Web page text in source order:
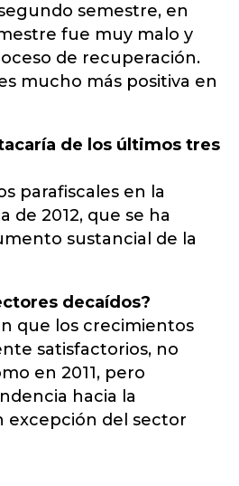
semestre, en
fue muy malo y
de recuperación.
mucho más positiva en
de los últimos tres
parafiscales en la
de 2012, que se ha
sustancial de la
decaídos?
que los crecimientos
satisfactorios, no
en 2011, pero
hacia la
excepción del sector